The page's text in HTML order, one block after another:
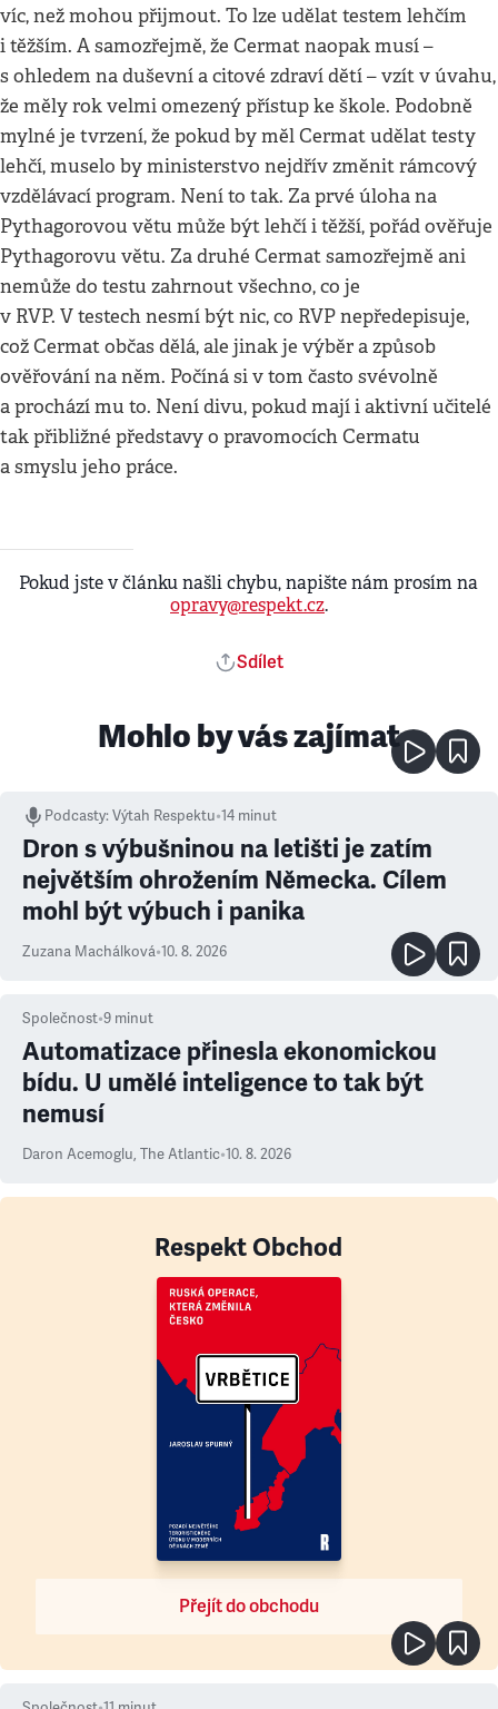
víc, než mohou přijmout. To lze udělat testem lehčím
i těžším. A samozřejmě, že Cermat naopak musí –
s ohledem na duševní a citové zdraví dětí – vzít v úvahu,
že měly rok velmi omezený přístup ke škole. Podobně
mylné je tvrzení, že pokud by měl Cermat udělat testy
lehčí, muselo by ministerstvo nejdřív změnit rámcový
vzdělávací program. Není to tak. Za prvé úloha na
Pythagorovou větu může být lehčí i těžší, pořád ověřuje
Pythagorovu větu. Za druhé Cermat samozřejmě ani
nemůže do testu zahrnout všechno, co je
v RVP. V testech nesmí být nic, co RVP nepředepisuje,
což Cermat občas dělá, ale jinak je výběr a způsob
ověřování na něm. Počíná si v tom často svévolně
a prochází mu to. Není divu, pokud mají i aktivní učitelé
tak přibližné představy o pravomocích Cermatu
a smyslu jeho práce.
Pokud jste v článku našli chybu, napište nám prosím na
opravy@respekt.cz.
Sdílet
Mohlo by vás zajímat
Podcasty:Výtah Respektu•14 minut
Dron s výbušninou na letišti je zatím
největším ohrožením Německa. Cílem
mohl být výbuch i panika
Zuzana Machálková•10. 8. 2026
Společnost•9 minut
Automatizace přinesla ekonomickou
bídu. U umělé inteligence to tak být
nemusí
Daron Acemoglu, The Atlantic•10. 8. 2026
Respekt Obchod
Přejít do obchodu